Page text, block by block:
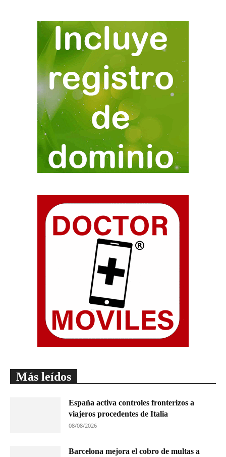
Más leídos
España activa controles fronterizos a
viajeros procedentes de Italia
08/08/2026
Barcelona mejora el cobro de multas a